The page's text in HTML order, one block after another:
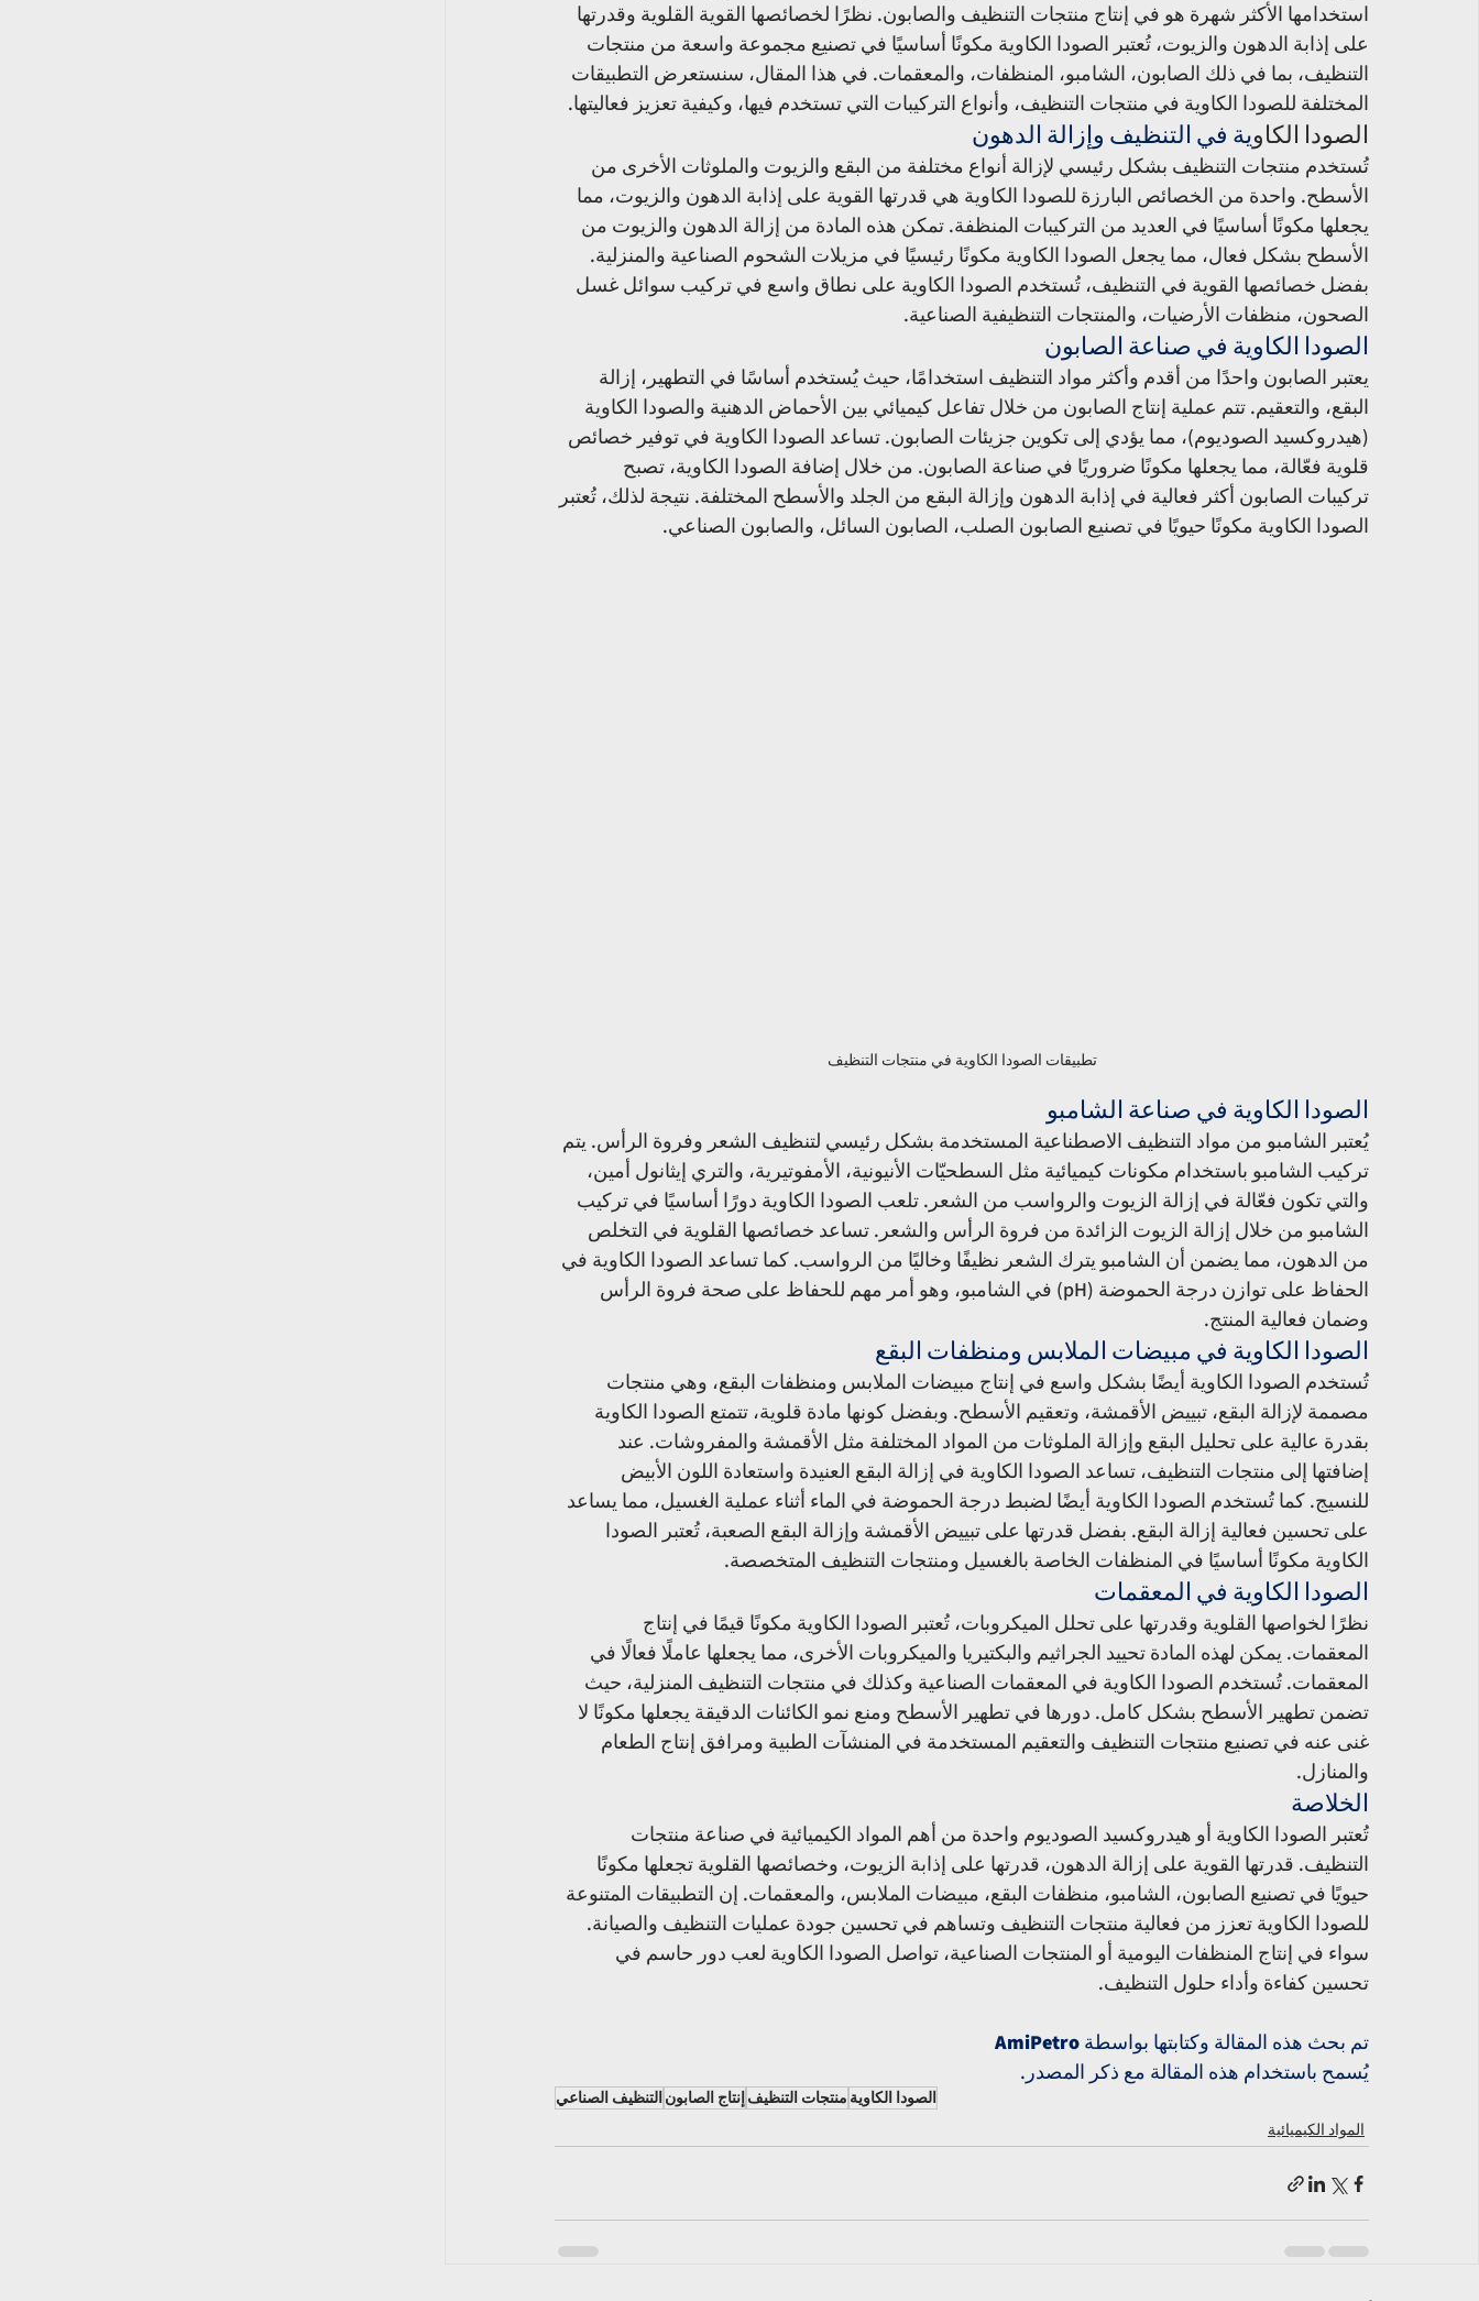
استخدامها الأكثر شهرة هو في إنتاج منتجات التنظيف والصابون. نظرًا لخصائصها القوية القلوية وقدرتها
على إذابة الدهون والزيوت، تُعتبر الصودا الكاوية مكونًا أساسيًا في تصنيع مجموعة واسعة من منتجات
التنظيف، بما في ذلك الصابون، الشامبو، المنظفات، والمعقمات. في هذا المقال، سنستعرض التطبيقات
المختلفة للصودا الكاوية في منتجات التنظيف، وأنواع التركيبات التي تستخدم فيها، وكيفية تعزيز فعاليتها.
الصودا الكاوية في التنظيف وإزالة الدهون
تُستخدم منتجات التنظيف بشكل رئيسي لإزالة أنواع مختلفة من البقع والزيوت والملوثات الأخرى من
الأسطح. واحدة من الخصائص البارزة للصودا الكاوية هي قدرتها القوية على إذابة الدهون والزيوت، مما
يجعلها مكونًا أساسيًا في العديد من التركيبات المنظفة. تمكن هذه المادة من إزالة الدهون والزيوت من
الأسطح بشكل فعال، مما يجعل الصودا الكاوية مكونًا رئيسيًا في مزيلات الشحوم الصناعية والمنزلية.
بفضل خصائصها القوية في التنظيف، تُستخدم الصودا الكاوية على نطاق واسع في تركيب سوائل غسل
الصحون، منظفات الأرضيات، والمنتجات التنظيفية الصناعية.
الصودا الكاوية في صناعة الصابون
يعتبر الصابون واحدًا من أقدم وأكثر مواد التنظيف استخدامًا، حيث يُستخدم أساسًا في التطهير، إزالة
البقع، والتعقيم. تتم عملية إنتاج الصابون من خلال تفاعل كيميائي بين الأحماض الدهنية والصودا الكاوية
(هيدروكسيد الصوديوم)، مما يؤدي إلى تكوين جزيئات الصابون. تساعد الصودا الكاوية في توفير خصائص
قلوية فعّالة، مما يجعلها مكونًا ضروريًا في صناعة الصابون. من خلال إضافة الصودا الكاوية، تصبح
تركيبات الصابون أكثر فعالية في إذابة الدهون وإزالة البقع من الجلد والأسطح المختلفة. نتيجة لذلك، تُعتبر
الصودا الكاوية مكونًا حيويًا في تصنيع الصابون الصلب، الصابون السائل، والصابون الصناعي.
تطبيقات الصودا الكاوية في منتجات التنظيف
الصودا الكاوية في صناعة الشامبو
يُعتبر الشامبو من مواد التنظيف الاصطناعية المستخدمة بشكل رئيسي لتنظيف الشعر وفروة الرأس. يتم
تركيب الشامبو باستخدام مكونات كيميائية مثل السطحيّات الأنيونية، الأمفوتيرية، والتري إيثانول أمين،
والتي تكون فعّالة في إزالة الزيوت والرواسب من الشعر. تلعب الصودا الكاوية دورًا أساسيًا في تركيب
الشامبو من خلال إزالة الزيوت الزائدة من فروة الرأس والشعر. تساعد خصائصها القلوية في التخلص
من الدهون، مما يضمن أن الشامبو يترك الشعر نظيفًا وخاليًا من الرواسب. كما تساعد الصودا الكاوية في
الحفاظ على توازن درجة الحموضة (pH) في الشامبو، وهو أمر مهم للحفاظ على صحة فروة الرأس
وضمان فعالية المنتج.
الصودا الكاوية في مبيضات الملابس ومنظفات البقع
تُستخدم الصودا الكاوية أيضًا بشكل واسع في إنتاج مبيضات الملابس ومنظفات البقع، وهي منتجات
مصممة لإزالة البقع، تبييض الأقمشة، وتعقيم الأسطح. وبفضل كونها مادة قلوية، تتمتع الصودا الكاوية
بقدرة عالية على تحليل البقع وإزالة الملوثات من المواد المختلفة مثل الأقمشة والمفروشات. عند
إضافتها إلى منتجات التنظيف، تساعد الصودا الكاوية في إزالة البقع العنيدة واستعادة اللون الأبيض
للنسيج. كما تُستخدم الصودا الكاوية أيضًا لضبط درجة الحموضة في الماء أثناء عملية الغسيل، مما يساعد
على تحسين فعالية إزالة البقع. بفضل قدرتها على تبييض الأقمشة وإزالة البقع الصعبة، تُعتبر الصودا
الكاوية مكونًا أساسيًا في المنظفات الخاصة بالغسيل ومنتجات التنظيف المتخصصة.
الصودا الكاوية في المعقمات
نظرًا لخواصها القلوية وقدرتها على تحلل الميكروبات، تُعتبر الصودا الكاوية مكونًا قيمًا في إنتاج
المعقمات. يمكن لهذه المادة تحييد الجراثيم والبكتيريا والميكروبات الأخرى، مما يجعلها عاملًا فعالًا في
المعقمات. تُستخدم الصودا الكاوية في المعقمات الصناعية وكذلك في منتجات التنظيف المنزلية، حيث
تضمن تطهير الأسطح بشكل كامل. دورها في تطهير الأسطح ومنع نمو الكائنات الدقيقة يجعلها مكونًا لا
غنى عنه في تصنيع منتجات التنظيف والتعقيم المستخدمة في المنشآت الطبية ومرافق إنتاج الطعام
والمنازل.
الخلاصة
تُعتبر الصودا الكاوية أو هيدروكسيد الصوديوم واحدة من أهم المواد الكيميائية في صناعة منتجات
التنظيف. قدرتها القوية على إزالة الدهون، قدرتها على إذابة الزيوت، وخصائصها القلوية تجعلها مكونًا
حيويًا في تصنيع الصابون، الشامبو، منظفات البقع، مبيضات الملابس، والمعقمات. إن التطبيقات المتنوعة
للصودا الكاوية تعزز من فعالية منتجات التنظيف وتساهم في تحسين جودة عمليات التنظيف والصيانة.
سواء في إنتاج المنظفات اليومية أو المنتجات الصناعية، تواصل الصودا الكاوية لعب دور حاسم في
تحسين كفاءة وأداء حلول التنظيف.
تم بحث هذه المقالة وكتابتها بواسطة AmiPetro
يُسمح باستخدام هذه المقالة مع ذكر المصدر.
الصودا الكاوية منتجات التنظيف إنتاج الصابون التنظيف الصناعي
المواد الكيميائية